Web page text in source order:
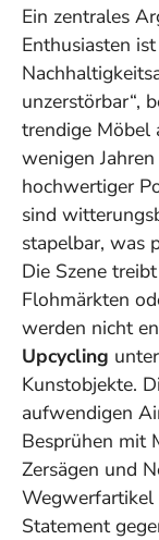
Ein zentrales
Enthusiasten
unzerstörbar“,
trendige Möbel
wenigen
hochwertiger
sind
stapelbar, was
Die Szene
Flohmärkten
werden nicht
Upcycling
Kunstobjekte.
aufwendigen
Besprühen mit
Zersägen und
Statement